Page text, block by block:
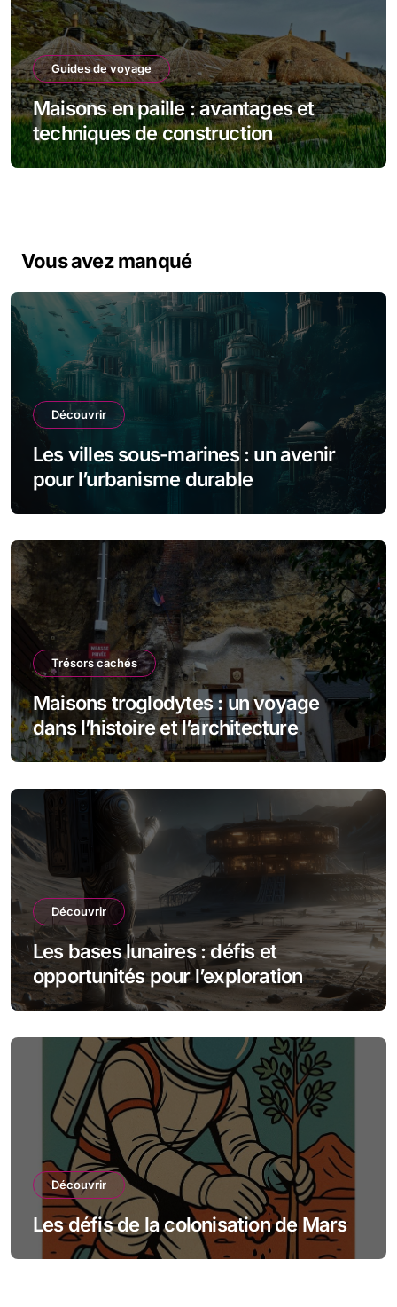
Guides de voyage
Maisons en paille : avantages et
techniques de construction
Vous avez manqué
Découvrir
Les villes sous-marines : un avenir
pour l’urbanisme durable
Trésors cachés
Maisons troglodytes : un voyage
dans l’histoire et l’architecture
souterraine
Découvrir
Les bases lunaires : défis et
opportunités pour l’exploration
spatiale
Découvrir
Les défis de la colonisation de Mars